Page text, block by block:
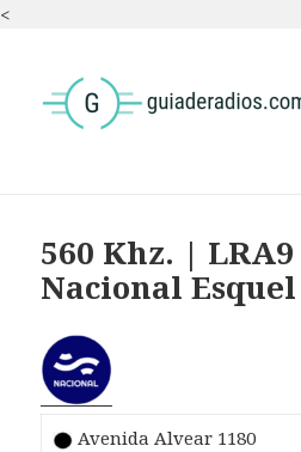
<
560 Khz. |
Nacional Esquel
Avenida Alvear 1180